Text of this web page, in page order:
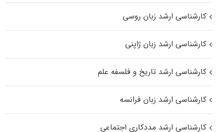
کارشناسی ارشد زبان روسی
کارشناسی ارشد زبان ژاپنی
کارشناسی ارشد تاریخ و فلسفه علم
کارشناسی ارشد زبان فرانسه
کارشناسی ارشد مددکاری اجتماعی